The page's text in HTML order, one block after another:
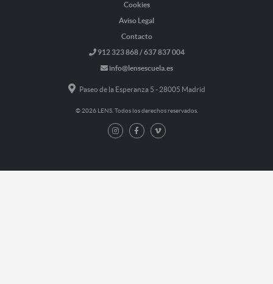
Cookies
Aviso Legal
Contacto
912 323 868 / 637 837 004
info@lensescuela.es
Paseo de la Esperanza 5 - 28005 Madrid
© 2026 LENS. Todos los derechos reservados.